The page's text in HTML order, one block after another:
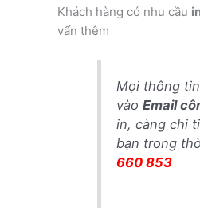
Khách hàng có nhu cầu
vấn thêm
Mọi thông
vàoEmail
in, càng chi
bạn trong
660 853